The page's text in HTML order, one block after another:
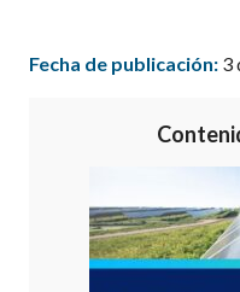
Fecha de publicación: 3